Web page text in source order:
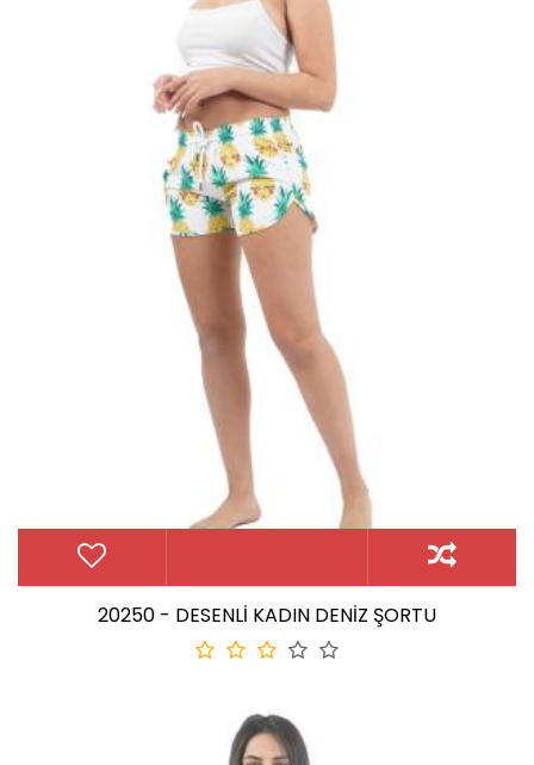
20250 - DESENLİ KADIN DENİZ ŞORTU